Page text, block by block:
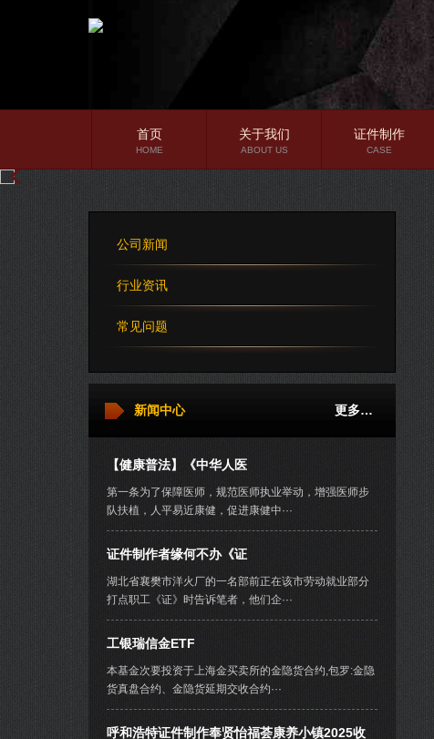
首页
HOME
关于我们
ABOUT US
证件制作
CASE
公司新闻
行业资讯
常见问题
更多…
新闻中心
【健康普法】《中华人医
第一条为了保障医师，规范医师执业举动，增强医师步
队扶植，人平易近康健，促进康健中···
证件制作者缘何不办《证
湖北省襄樊市洋火厂的一名部前正在该市劳动就业部分
打点职工《证》时告诉笔者，他们企···
工银瑞信金ETF
本基金次要投资于上海金买卖所的金隐货合约,包罗:金隐
货真盘合约、金隐货延期交收合约···
呼和浩特证件制作奉贤怡福荟康养小镇2025收